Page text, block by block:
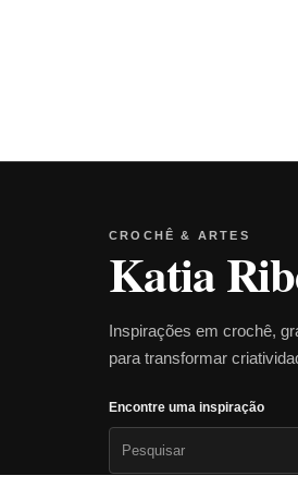
CROCHÊ & ARTES
Katia
Inspirações em crochê,
para transformar
Encontre uma inspiração